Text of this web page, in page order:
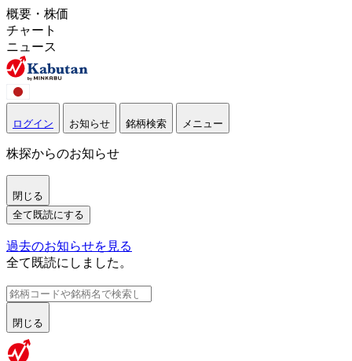
概要・株価
チャート
ニュース
ログイン お知らせ 銘柄検索 メニュー
株探からのお知らせ
閉じる
全て既読にする
過去のお知らせを見る
全て既読にしました。
閉じる